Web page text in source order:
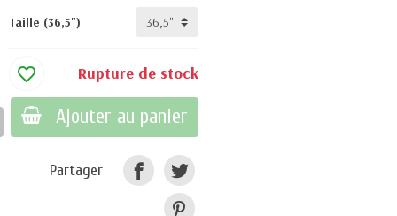
Taille (36,5")
Rupture de stock
Ajouter au panier
favorite_border
Partager